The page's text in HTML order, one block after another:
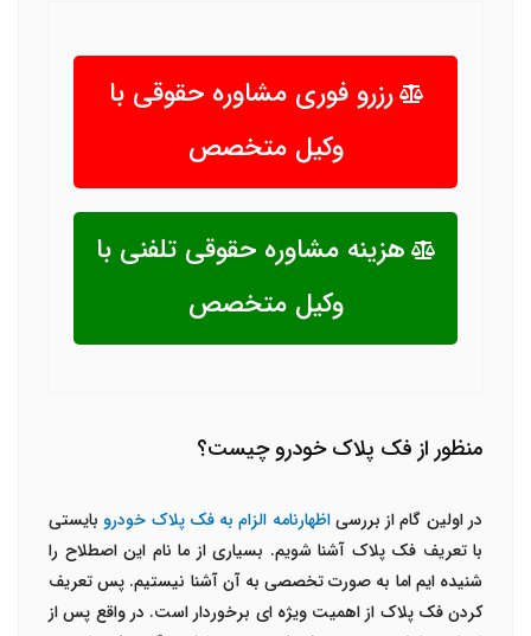
رزرو فوری مشاوره حقوقی با
وکیل متخصص
هزینه مشاوره حقوقی تلفنی با
وکیل متخصص
منظور از فک پلاک خودرو چیست؟
در اولین گام از بررسیاظهارنامه الزام به فک پلاک خودرو بایستی
با تعریف فک پلاک آشنا شویم. بسیاری از ما نام این اصطلاح را
شنیده ایم اما به صورت تخصصی به آن آشنا نیستیم. پس تعریف
کردن فک پلاک از اهمیت ویژه ای برخوردار است. در واقع پس از